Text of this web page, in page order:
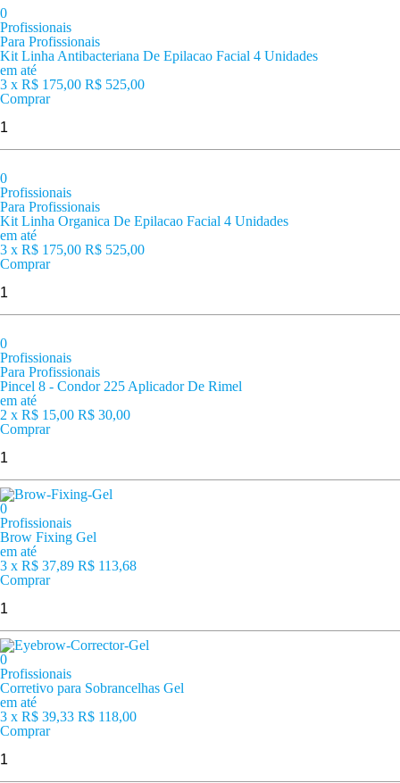
0
Profissionais
Para Profissionais
Kit Linha Antibacteriana De Epilacao Facial 4 Unidades
em até
3 x R$ 175,00 R$ 525,00
Comprar
0
Profissionais
Para Profissionais
Kit Linha Organica De Epilacao Facial 4 Unidades
em até
3 x R$ 175,00 R$ 525,00
Comprar
0
Profissionais
Para Profissionais
Pincel 8 - Condor 225 Aplicador De Rimel
em até
2 x R$ 15,00 R$ 30,00
Comprar
0
Profissionais
Brow Fixing Gel
em até
3 x R$ 37,89 R$ 113,68
Comprar
0
Profissionais
Corretivo para Sobrancelhas Gel
em até
3 x R$ 39,33 R$ 118,00
Comprar